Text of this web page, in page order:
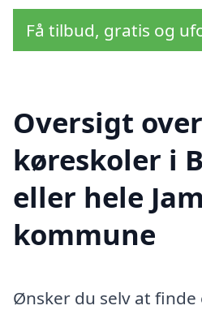
Få tilbud, gratis og
Oversigt over
køreskoler i
eller hele
kommune
Ønsker du selv at finde